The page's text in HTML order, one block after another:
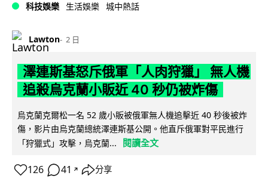
科技娛樂 生活娛樂 城中熱話
Lawton 2 日
澤連斯基怒斥俄軍「人肉狩獵」 無人機
追殺烏克蘭小販近 40 秒仍被炸傷
烏克蘭克爾松一名 52 歲小販被俄軍無人機追擊近 40 秒後被炸
傷，影片由烏克蘭總統澤連斯基公開。他直斥俄軍對平民進行
「狩獵式」攻擊，烏克蘭...
閱讀全文
126 41 ↗ 分享